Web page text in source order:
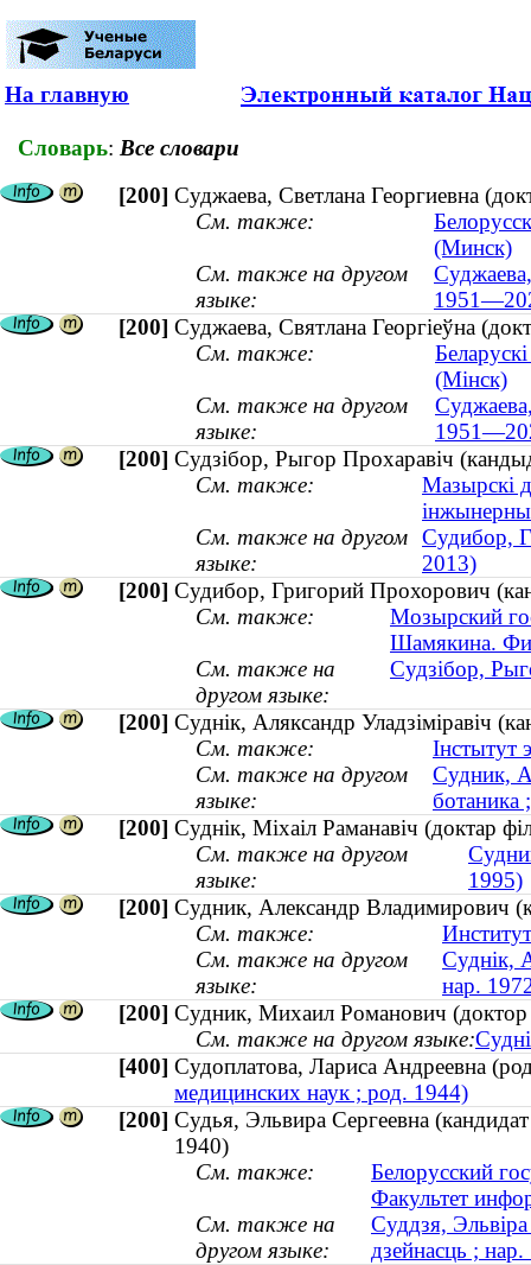
На главную
Словарь: Все словари
[200] Суджаева, Светлана Георгиевна
См. также:
(Минск)
См. также на другом
языке:
[200] Суджаева, Святлана Георгіеўна
См. также:
(Мінск)
См. также на другом
языке:
[200] Судзібор, Рыгор Прохаравіч
См. также:
Мазырскі
інжынерны
См. также на другом
языке:
Судибор,
2013)
[200] Судибор, Григорий Прохорович
См. также:
Мозырский
Шамякина.
См. также на
другом языке:
Судзібор,
[200] Суднік, Аляксандр Уладзіміравіч
См. также:
Інстытут
См. также на другом
языке:
Судник,
ботаника
[200] Суднік, Міхаіл Раманавіч (доктар
См. также на другом
языке:
1995)
[200] Судник, Александр Владимирович
См. также:
См. также на другом
языке:
Суднік,
нар.
[200] Судник, Михаил Романович
См. также на другом языке:
[400] Судоплатова, Лариса Андреевна
медицинских наук ; род. 1944)
[200] Судья, Эльвира Сергеевна
1940)
См. также:
Белорусский
Факультет
См. также на
другом языке:
Суддзя, Эльвіра
дзейнасць ;